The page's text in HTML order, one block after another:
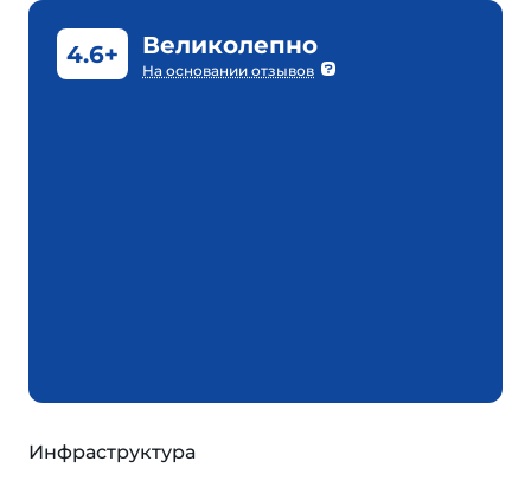
4.6+ Великолепно
На основании отзывов
Инфраструктура